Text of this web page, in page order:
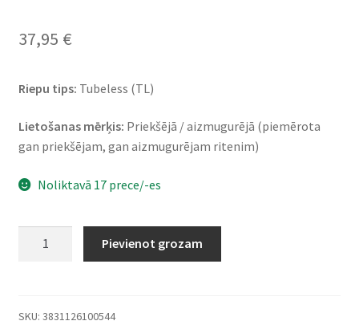
37,95 €
Riepu tips: Tubeless (TL)
Lietošanas mērķis: Priekšējā / aizmugurējā (piemērota
gan priekšējam, gan aizmugurējam ritenim)
Noliktavā 17 prece/-es
-
Pievienot grozam
SKU: 3831126100544